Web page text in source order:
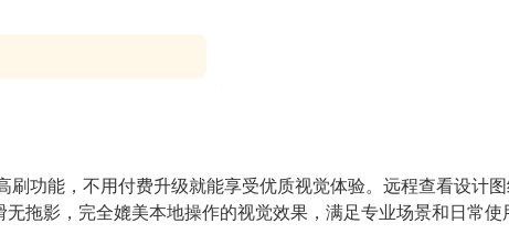
功能，不用付费升级就能享受优质视觉体验。远程查看设计
拖影，完全媲美本地操作的视觉效果，满足专业场景和日常使